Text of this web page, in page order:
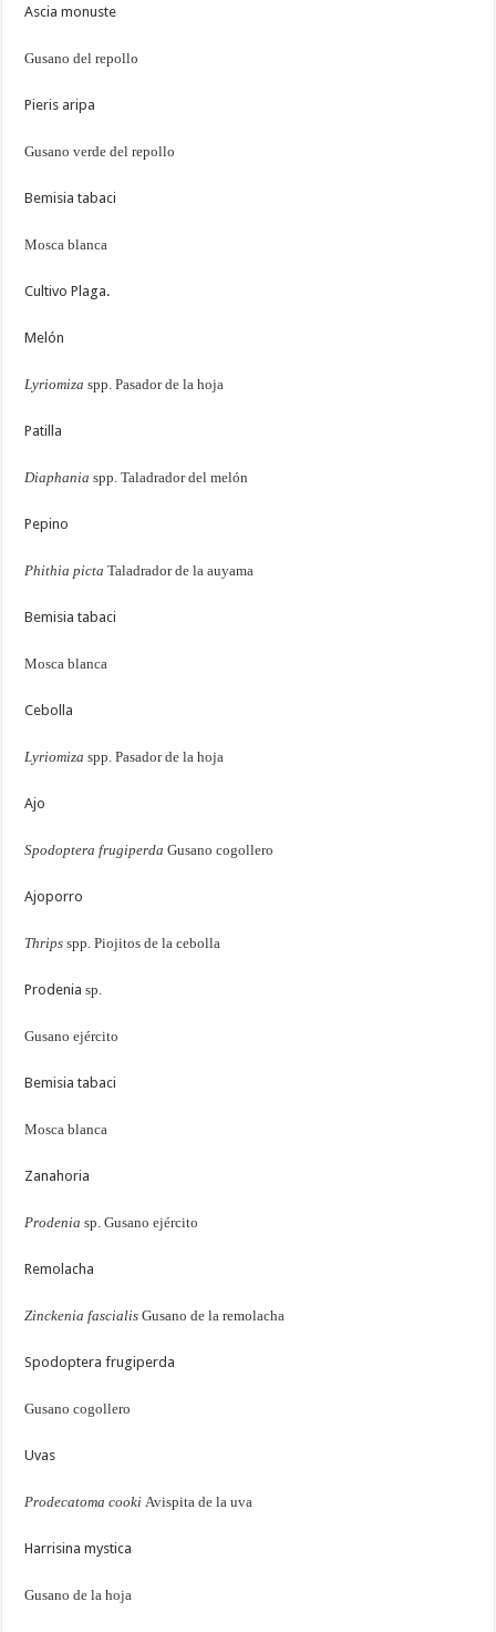
Ascia monuste
Gusano del repollo
Pieris aripa
Gusano verde del repollo
Bemisia tabaci
Mosca blanca
Cultivo Plaga.
Melón
Lyriomizaspp. Pasador de la hoja
Patilla
Diaphaniaspp. Taladrador del melón
Pepino
Phithia pictaTaladrador de la auyama
Bemisia tabaci
Mosca blanca
Cebolla
Lyriomizaspp. Pasador de la hoja
Ajo
Spodoptera frugiperdaGusano cogollero
Ajoporro
Thripsspp. Piojitos de la cebolla
Prodeniasp.
Gusano ejército
Bemisia tabaci
Mosca blanca
Zanahoria
Prodeniasp. Gusano ejército
Remolacha
Zinckenia fascialisGusano de la remolacha
Spodoptera frugiperda
Gusano cogollero
Uvas
Prodecatoma cooki Avispita de la uva
Harrisina mystica
Gusano de la hoja